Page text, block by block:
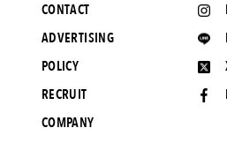
CONTACT
ADVERTISING
POLICY
RECRUIT
COMPANY